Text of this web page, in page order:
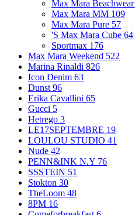
Max Mara Beachwear
Max Mara MM 109
Max Mara Pure 57
'S Max Mara Cube 64
Sportmax 176
Max Mara Weekend 522
Marina Rinaldi 826
Icon Denim 63
Dunst 96
Erika Cavallini 65
Gucci 5
Hetrego 3
LE17SEPTEMBRE 19
LOULOU STUDIO 41
Nude 42
PENN&INK N.Y 76
SSSTEIN 51
Stokton 30
TheLoom 48
8PM 16